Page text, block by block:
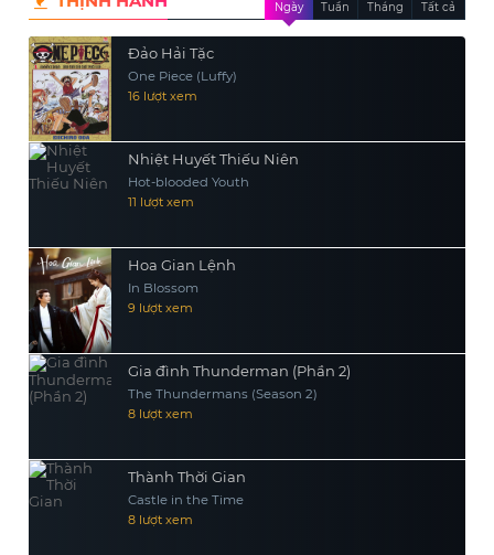
Ngày Tuần Tháng Tất cả
Đảo Hải Tặc
One Piece (Luffy)
16 lượt xem
Nhiệt Huyết Thiếu Niên
Hot-blooded Youth
11 lượt xem
Hoa Gian Lệnh
In Blossom
9 lượt xem
Gia đình Thunderman (Phần 2)
The Thundermans (Season 2)
8 lượt xem
Thành Thời Gian
Castle in the Time
8 lượt xem